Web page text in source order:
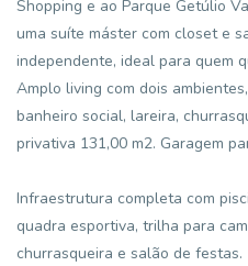
Shopping e ao Parque Getúlio
uma suíte máster com closet e
independente, ideal para quem
Amplo living com dois
banheiro social, lareira,
privativa 131,00 m2. Garagem
Infraestrutura completa com
quadra esportiva, trilha para
churrasqueira e salão de festas.